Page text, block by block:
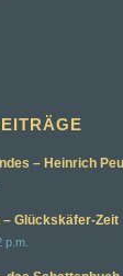
– Heinrich
– Glückskäfer-Zeit
p.m.